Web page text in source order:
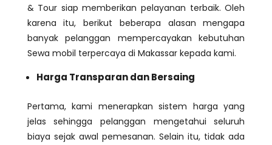
& Tour siap memberikan pelayanan terbaik. Oleh
karena itu, berikut beberapa alasan mengapa
banyak pelanggan mempercayakan kebutuhan
Sewa mobil terpercaya di Makassar kepada kami.
Harga Transparan dan Bersaing
Pertama, kami menerapkan sistem harga yang
jelas sehingga pelanggan mengetahui seluruh
biaya sejak awal pemesanan. Selain itu, tidak ada